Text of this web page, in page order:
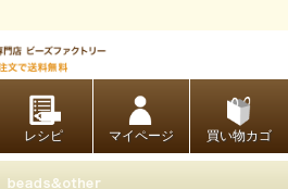
レシピ マイページ 買い物カゴ